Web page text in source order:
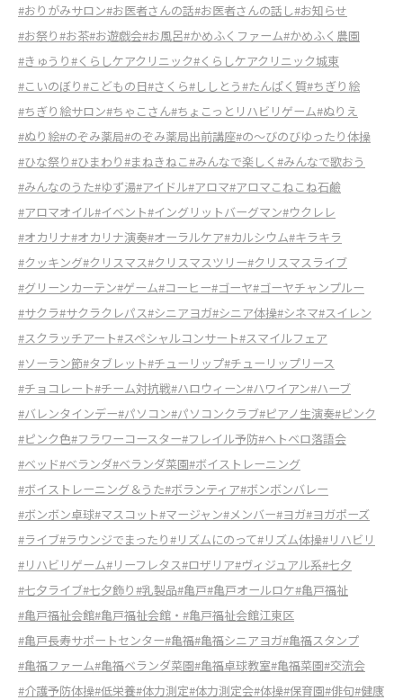
#おりがみサロン#お医者さんの話#お医者さんの話し#お知らせ
#お祭り#お茶#お遊戯会#お風呂#かめふくファーム#かめふく農園
#きゅうり#くらしケアクリニック#くらしケアクリニック城東
#こいのぼり#こどもの日#さくら#ししとう#たんぱく質#ちぎり絵
#ちぎり絵サロン#ちゃこさん#ちょこっとリハビリゲーム#ぬりえ
#ぬり絵#のぞみ薬局#のぞみ薬局出前講座#の～びのびゆったり体操
#ひな祭り#ひまわり#まねきねこ#みんなで楽しく #みんなで歌おう
#みんなのうた#ゆず湯#アイドル#アロマ#アロマこねこね石鹼
#アロマオイル#イベント#イングリットバーグマン#ウクレレ
#オカリナ#オカリナ演奏#オーラルケア#カルシウム#キラキラ
#クッキング#クリスマス#クリスマスツリー#クリスマスライブ
#グリーンカーテン#ゲーム#コーヒー#ゴーヤ#ゴーヤチャンプルー
#サクラ#サクラクレパス#シニアヨガ#シニア体操#シネマ#スイレン
#スクラッチアート#スペシャルコンサート#スマイルフェア
#ソーラン節#タブレット#チューリップ#チューリップリース
#チョコレート#チーム対抗戦#ハロウィーン#ハワイアン#ハーブ
#バレンタインデー#パソコン#パソコンクラブ#ピアノ生演奏#ピンク
#ピンク色#フラワーコースター#フレイル予防#ヘトベロ落語会
#ベッド#ベランダ#ベランダ菜園#ボイストレーニング
#ボイストレーニング＆うた#ボランティア#ボンボンバレー
#ボンボン卓球#マスコット#マージャン#メンバー#ヨガ#ヨガポーズ
#ライブ#ラウンジでまったり#リズムにのって#リズム体操#リハビリ
#リハビリゲーム#リーフレタス#ロザリア#ヴィジュアル系#七夕
#七夕ライブ#七夕飾り#乳製品#亀戸#亀戸オールロケ#亀戸福祉
#亀戸福祉会館#亀戸福祉会館・ #亀戸福祉会館江東区
#亀戸長寿サポートセンター#亀福#亀福シニアヨガ#亀福スタンプ
#亀福ファーム#亀福ベランダ菜園#亀福卓球教室#亀福菜園#交流会
#介護予防体操#低栄養#体力測定#体力測定会#体操#保育園#俳句#健康